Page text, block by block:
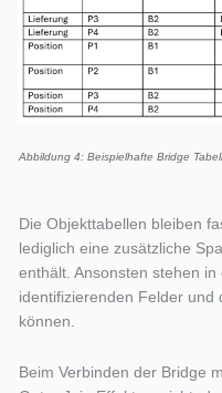
Abbildung 4: Beispielhafte Bridge
Die Objekttabellen bleiben
lediglich eine zusätzliche
enthält. Ansonsten stehen
identifizierenden Felder und
können.
Beim Verbinden der Bridge